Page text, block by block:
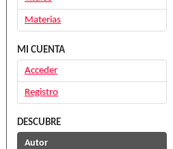
Materias
MI CUENTA
Acceder
Registro
DESCUBRE
Autor